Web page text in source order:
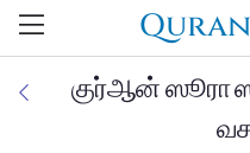
குர்ஆன் ஸூரா